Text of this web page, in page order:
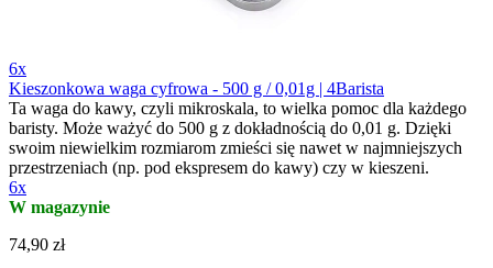
6x
Kieszonkowa waga cyfrowa - 500 g / 0,01g | 4Barista
Ta waga do kawy, czyli mikroskala, to wielka pomoc dla każdego
baristy. Może ważyć do 500 g z dokładnością do 0,01 g. Dzięki
swoim niewielkim rozmiarom zmieści się nawet w najmniejszych
przestrzeniach (np. pod ekspresem do kawy) czy w kieszeni.
6x
W magazynie
74,90 zł